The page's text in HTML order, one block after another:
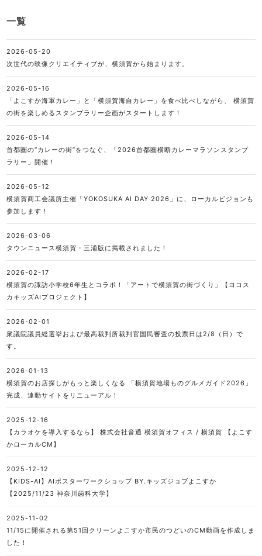
一覧
2026-05-20
次世代の映像クリエイティブが、横須賀から始まります。
2026-05-16
「よこすか海軍カレー」と「横須賀海自カレー」を食べ比べしながら、 横須賀
の街を楽しめるスタンプラリー企画がスタートします！
2026-05-14
首都圏の“カレーの街”をつなぐ、「2026首都圏横断カレーマラソンスタンプ
ラリー」開催！
2026-05-12
横須賀商工会議所主催「YOKOSUKA AI DAY 2026」に、ローカルビジョンも
参加します！
2026-03-06
タウンニュース横須賀・三浦版に掲載されました！
2026-02-17
横須賀の諏訪小学校6年生とコラボ！「アートで横須賀の街づくり」【ヨコス
カキッズAIプロジェクト】
2026-02-01
衆議院議員総選挙および最高裁判所裁判官国民審査の投票日は2/8（日）で
す。
2026-01-13
横須賀のお店探しがもっと楽しくなる 「横須賀地場ものグルメガイド2026」
完成、連動サイトをリニューアル！
2025-12-16
【カラオケを導入するなら】 株式会社音通 横須賀オフィス / 横須賀 【よこす
かローカルCM】
2025-12-12
【KIDS-AI】AIポスターワークショップ BY.キッズジョブよこすか
【2025/11/23 神奈川歯科大学】
2025-11-02
11/15に開催される第51回クリーンよこすか市民のつどいのCM動画を作成しま
した！